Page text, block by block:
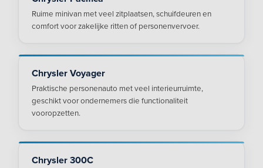
Ruime minivan met veel zitplaatsen, schuifdeuren en
comfort voor zakelijke ritten of personenvervoer.
Chrysler Voyager
Praktische personenauto met veel interieurruimte,
geschikt voor ondernemers die functionaliteit
vooropzetten.
Chrysler 300C